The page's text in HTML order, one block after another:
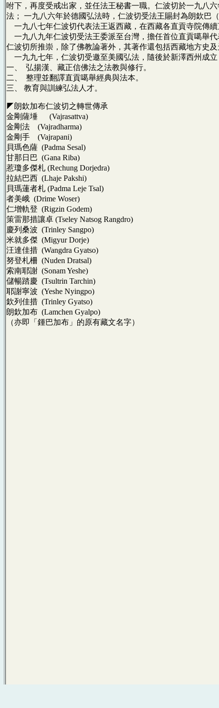
咐下，再度受戒出家，並任法王秘書一職。仁波切於一九八
法； 一九八六年於德國弘法時，仁波切受法王賜封為朗欽巴
一九八七年仁波切代表法王返西藏，在西藏各直貢寺院傳
一九八九年仁波切受法王委派至台灣，擔任首位直貢噶舉
仁波切所推崇，除了佛教論著外，其著作還包括西藏地方史
一九九七年，仁波切受邀至美國弘法，隨後於新澤西州成
一、 弘揚漢、藏正信佛法之法教與修行。
二、 整理並翻譯直貢噶舉經典與法本。
三、 教育與訓練弘法人才。
◤朗欽加布仁波切之轉世傳承
金剛薩埵 (Vajrasattva)
金剛法 (Vajradharma)
金剛手 (Vajrapani)
貝瑪色薩 (Padma Sesal)
甘那日巴 (Gana Riba)
惹瓊多傑札 (Rechung Dorjedra)
拉結巴西 (Lhaje Pakshi)
貝瑪蓮者札 (Padma Leje Tsal)
者美峨 (Drime Woser)
仁增軌登 (Rigzin Godem)
策雷那措讓卓 (Tseley Natsog Rangdro)
慶列桑波 (Trinley Sangpo)
米就多傑 (Migyur Dorje)
汪達佳措 (Wangdra Gyatso)
努登札柵 (Nuden Dratsal)
索南耶謝 (Sonam Yeshe)
儲暢踏慶 (Tsultrin Tarchin)
耶謝寧波 (Yeshe Nyingpo)
欽列佳措 (Trinley Gyatso)
朗欽加布 (Lamchen Gyalpo)
（亦即「鍾巴加布」的原有藏文名字）